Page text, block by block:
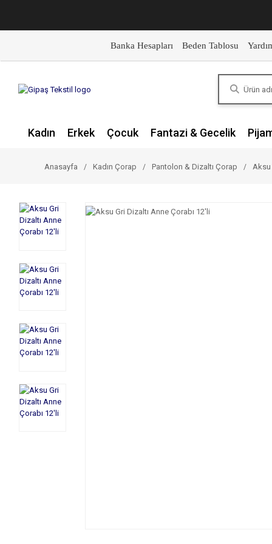
Banka Hesapları Beden Tablosu
Kadın Erkek Çocuk Fantazi & Gecelik
Anasayfa Kadın Çorap Pantolon & Dizaltı Çorap Aksu